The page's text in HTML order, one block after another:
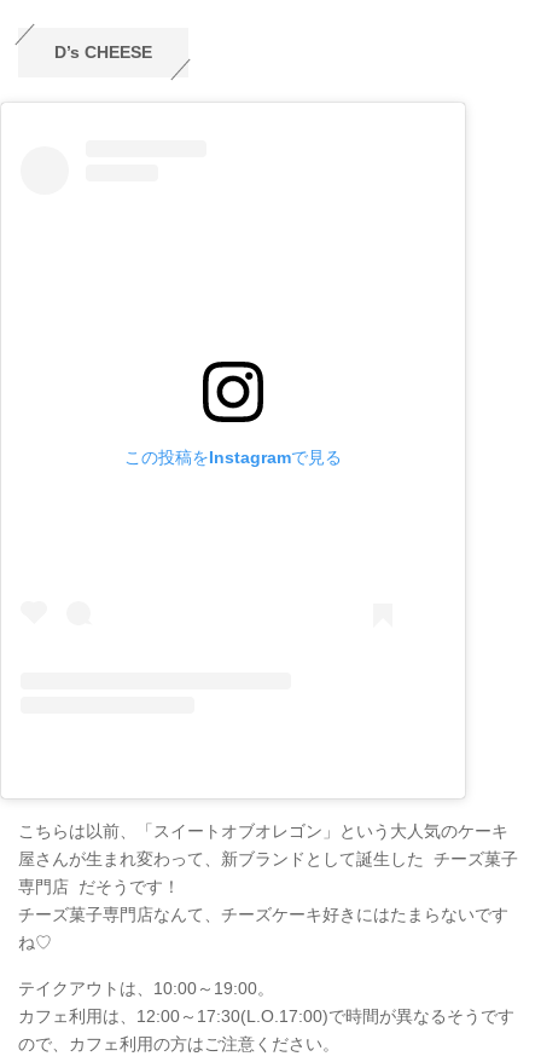
D’s CHEESE
この投稿をInstagramで見る
こちらは以前、「スイートオブオレゴン」という大人気のケーキ
屋さんが生まれ変わって、新ブランドとして誕生した チーズ菓子
専門店 だそうです！
チーズ菓子専門店なんて、チーズケーキ好きにはたまらないです
ね♡
テイクアウトは、10:00～19:00。
カフェ利用は、12:00～17:30(L.O.17:00)で時間が異なるそうです
ので、カフェ利用の方はご注意ください。